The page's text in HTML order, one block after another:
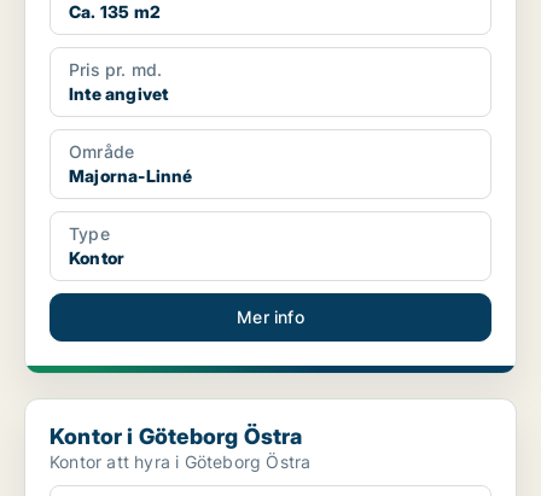
Ca. 135 m2
Pris pr. md.
Inte angivet
Område
Majorna-Linné
Type
Kontor
Mer info
Kontor i Göteborg Östra
Kontor i Göteborg Östra
Kontor att hyra i Göteborg Östra